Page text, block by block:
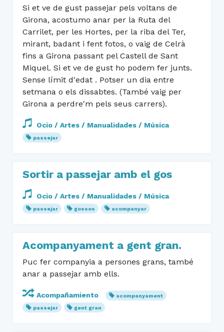
Si et ve de gust passejar pels voltans de
Girona, acostumo anar per la Ruta del
Carrilet, per les Hortes, per la riba del Ter,
mirant, badant i fent fotos, o vaig de Celrà
fins a Girona passant pel Castell de Sant
Miquel. Si et ve de gust ho podem fer junts.
Sense límit d'edat . Potser un dia entre
setmana o els dissabtes. (També vaig per
Girona a perdre'm pels seus carrers).
Ocio / Artes / Manualidades / Música
passejar
Sortir a passejar amb el gos
Ocio / Artes / Manualidades / Música
passejar gossos acompanyar
Acompanyament a gent gran.
Puc fer companyia a persones grans, també
anar a passejar amb ells.
Acompañamiento
acompanyament
passejar
gent gran